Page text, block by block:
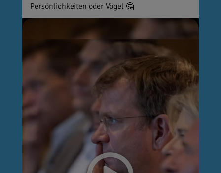
Persönlichkeiten oder Vögel 🤔